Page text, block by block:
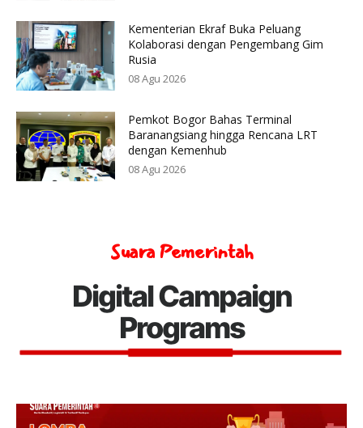
Kementerian Ekraf Buka Peluang
Kolaborasi dengan Pengembang Gim
Rusia
08 Agu 2026
Pemkot Bogor Bahas Terminal
Baranangsiang hingga Rencana LRT
dengan Kemenhub
08 Agu 2026
Suara Pemerintah
Digital Campaign
Programs